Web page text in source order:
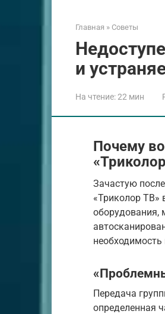
Главная » Советы
и
На чтение:22 мин
Почему
Зачастую
«Триколор ТВ»
оборудования,
Передача
определенная